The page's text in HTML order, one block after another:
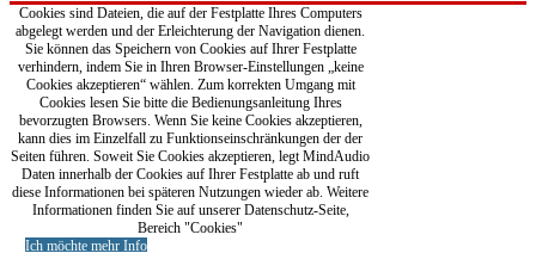
Cookies sind Dateien, die auf der Festplatte Ihres Computers
abgelegt werden und der Erleichterung der Navigation dienen.
Sie können das Speichern von Cookies auf Ihrer Festplatte
verhindern, indem Sie in Ihren Browser-Einstellungen „keine
Cookies akzeptieren“ wählen. Zum korrekten Umgang mit
Cookies lesen Sie bitte die Bedienungsanleitung Ihres
bevorzugten Browsers. Wenn Sie keine Cookies akzeptieren,
kann dies im Einzelfall zu Funktionseinschränkungen der der
Seiten führen. Soweit Sie Cookies akzeptieren, legt MindAudio
Daten innerhalb der Cookies auf Ihrer Festplatte ab und ruft
diese Informationen bei späteren Nutzungen wieder ab. Weitere
Informationen finden Sie auf unserer Datenschutz-Seite,
Bereich "Cookies"
Ich möchte mehr Info